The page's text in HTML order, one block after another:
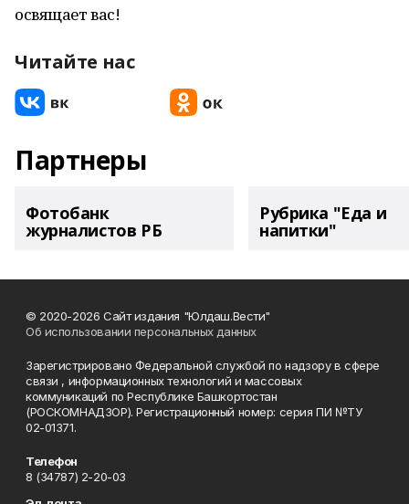
освящает вас!
Читайте нас
Партнеры
Фотобанк
журналистов РБ
Рубрика "Еда и
напитки"
© 2020-2026 Сайт издания "Юлдаш.Вести"
Об использовании персональных данных
Зарегистрировано Федеральной службой по надзору в сфере
связи , информационных технологий и массовых
коммуникаций по Республике Башкортостан
(РОСКОМНАДЗОР). Регистрационный номер: серия ПИ №ТУ
02-01371.
Телефон
8 (34787) 2-20-03